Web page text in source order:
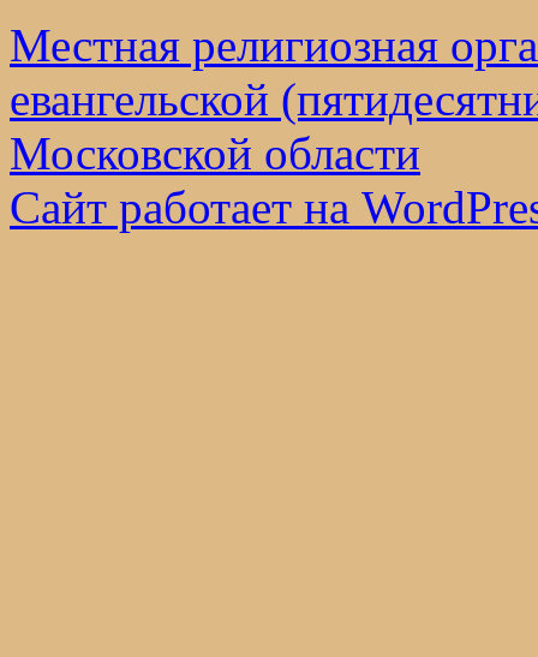
Местная религиозная
евангельской
Московской области
Сайт работает на